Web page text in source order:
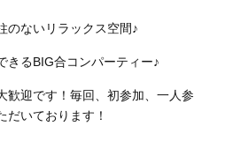
のないリラックス空間♪
きるBIG合コンパーティー♪
歓迎です！毎回、初参加、一人参
だいております！